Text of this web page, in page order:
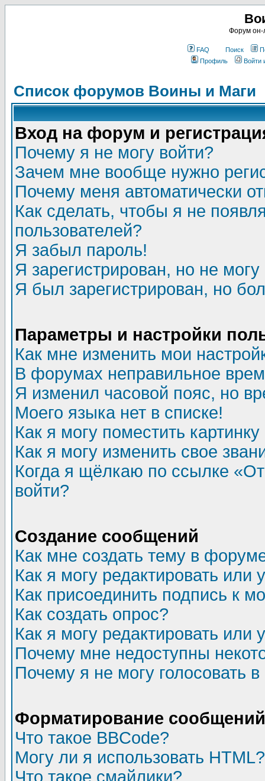
Форум он-
FAQ Поиск
Профиль
Войти
Список форумов Воины и Маги
Вход на форум и
Почему я не могу войти?
Зачем мне вообще нужно
Почему меня автоматически
Как сделать, чтобы я не
пользователей?
Я забыл пароль!
Я зарегистрирован, но не могу
Я был зарегистрирован, но
Параметры и настройки
Как мне изменить мои
В форумах неправильное
Я изменил часовой пояс, но
Моего языка нет в списке!
Как я могу поместить
Как я могу изменить свое
Когда я щёлкаю по ссылке
войти?
Создание сообщений
Как мне создать тему в
Как я могу редактировать или
Как присоединить подпись к
Как создать опрос?
Как я могу редактировать или
Почему мне недоступны
Почему я не могу голосовать
Форматирование
Что такое BBCode?
Могу ли я использовать HTML?
Что такое смайлики?